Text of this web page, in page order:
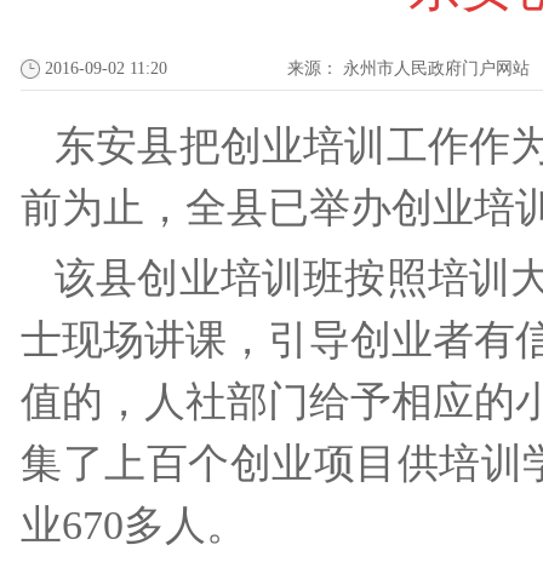
2016-09-02 11:20 来源： 永州市人民政府门户网站
东安县把创业培训工作作
前为止，全县已举办创业
该县创业培训班按照培训
士现场讲课，引导创业者有
值的，人社部门给予相应的
集了上百个创业项目供培训
业670多人。